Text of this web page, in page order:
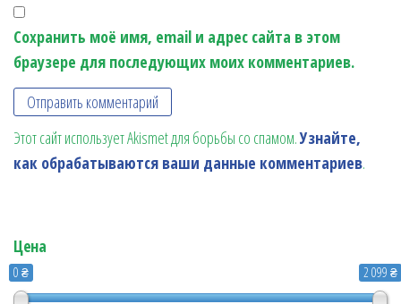
Сохранить моё имя, email и адрес сайта в этом
браузере для последующих моих комментариев.
Этот сайт использует Akismet для борьбы со спамом.Узнайте,
как обрабатываются ваши данные комментариев.
Цена
0 ₴ 2 099 ₴